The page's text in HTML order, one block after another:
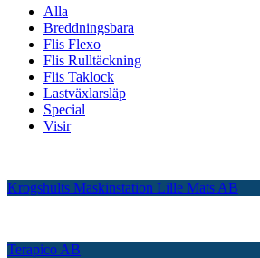
Alla
Breddningsbara
Flis Flexo
Flis Rulltäckning
Flis Taklock
Lastväxlarsläp
Special
Visir
Krogshults Maskinstation Lille Mats AB
Terapico AB